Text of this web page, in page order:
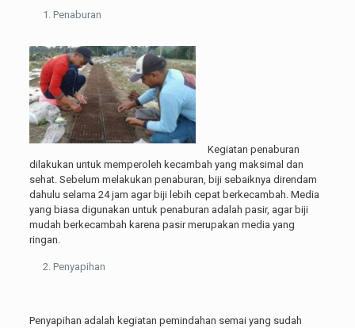
Penaburan
Kegiatan penaburan
dilakukan untuk memperoleh kecambah yang maksimal dan
sehat. Sebelum melakukan penaburan, biji sebaiknya direndam
dahulu selama 24 jam agar biji lebih cepat berkecambah. Media
yang biasa digunakan untuk penaburan adalah pasir, agar biji
mudah berkecambah karena pasir merupakan media yang
ringan.
Penyapihan
Penyapihan adalah kegiatan pemindahan semai yang sudah